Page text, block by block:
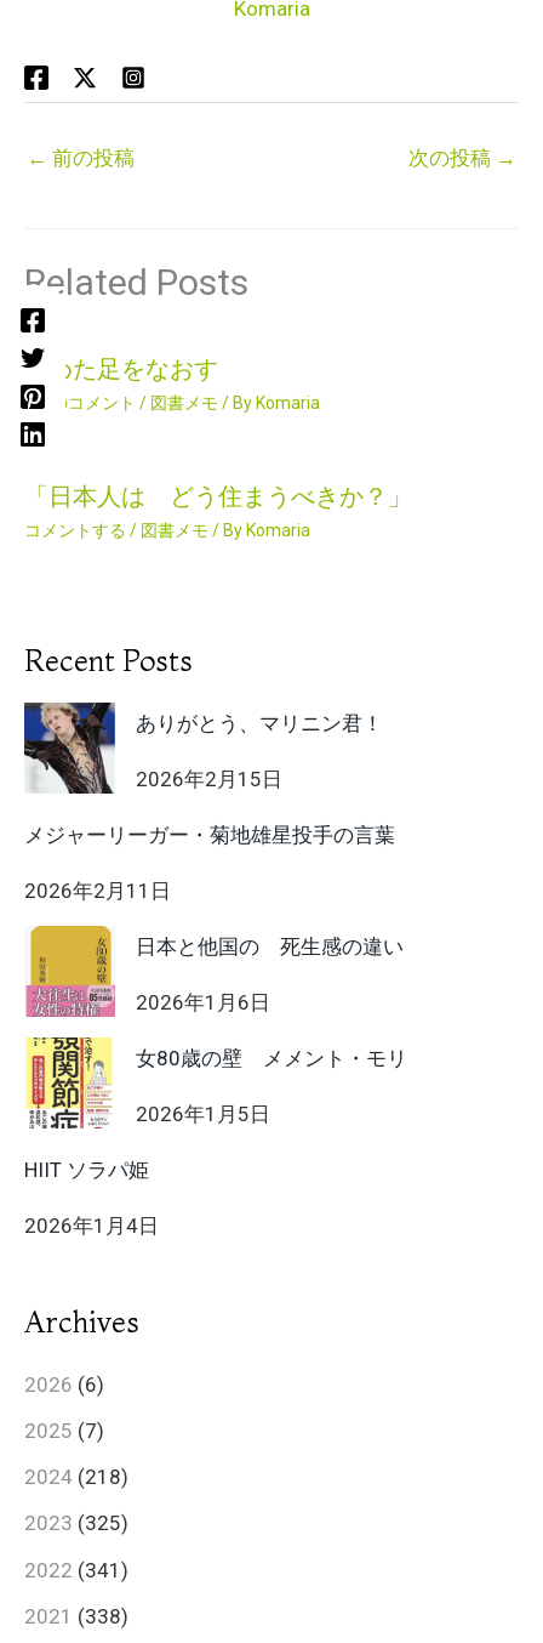
Komaria
← 前の投稿 次の投稿 →
Related Posts
痛めた足をなおす
2件のコメント / 図書メモ / By Komaria
「日本人は どう住まうべきか？」
コメントする / 図書メモ / By Komaria
Recent Posts
ありがとう、マリニン君！
2026年2月15日
メジャーリーガー・菊地雄星投手の言葉
2026年2月11日
日本と他国の 死生感の違い
2026年1月6日
女80歳の壁 メメント・モリ
2026年1月5日
HIIT ソラパ姫
2026年1月4日
Archives
2026 (6)
2025 (7)
2024 (218)
2023 (325)
2022 (341)
2021 (338)